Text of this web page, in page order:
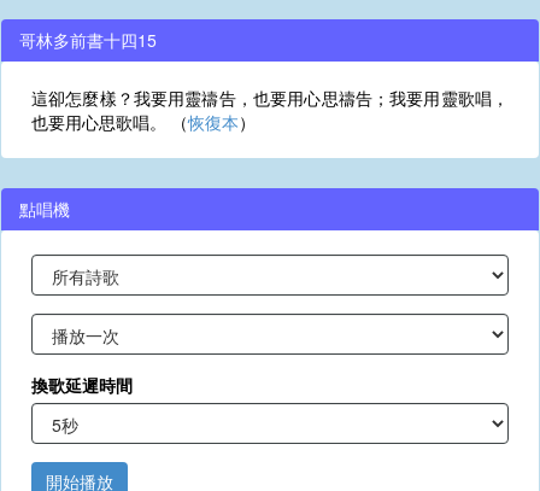
哥林多前書十四15
這卻怎麼樣？我要用靈禱告，也要用心思禱告；我要用靈歌唱，
也要用心思歌唱。 （恢復本）
點唱機
換歌延遲時間
開始播放